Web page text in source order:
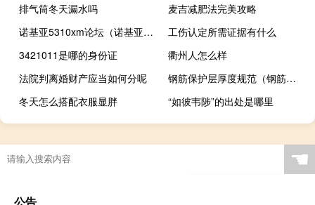
排气筒冬天漏水吗
麦吉减肥法完美攻略
诺基亚5310xm论坛（诺基亚5310xm论坛）
工伤认定所需证据有什么
3421011是哪的身份证
衢州人怎么样
法院判离婚财产应当如何分呢
钢筋保护层厚度规范（钢筋保护层厚度）
冬天怎么搭配衣服显胖
“如彼韦陟”的出处是哪里
☚
公告